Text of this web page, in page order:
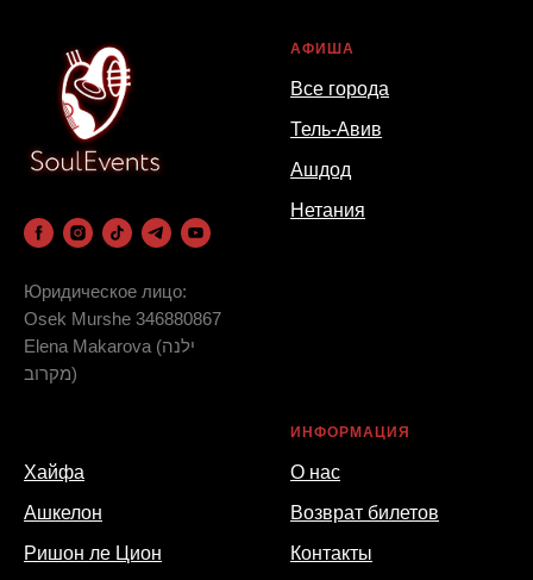
Юридическое лицо:
Osek Murshe 346880867
Elena Makarova (ילנה
מקרוב)
АФИША
Все города
Тель-Авив
Ашдод
Нетания
Хайфа
Ашкелон
Ришон ле Цион
ИНФОРМАЦИЯ
О нас
Возврат билетов
Контакты